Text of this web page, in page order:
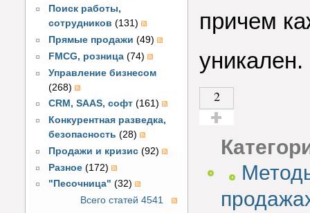
Поиск работы,
сотрудников (131)
Прямые продажи (49)
FMCG, розница (74)
Управление бизнесом
(268)
CRM, SAAS, софт (161)
Конкурентная разведка,
безопасность (28)
Продажи и кризис (92)
Разное (172)
"Песочница" (32)
Всего статей 4541
причем
уникален.
2